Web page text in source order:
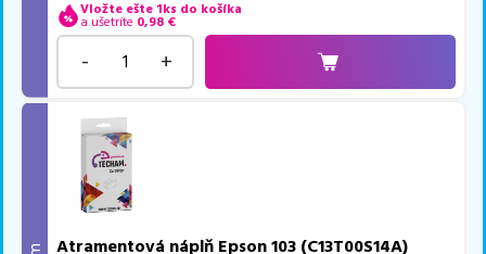
Vložte ešte 1ks do košíka
a ušetríte 0,98 €
- +
Atramentová náplň Epson 103 (C13T00S14A)